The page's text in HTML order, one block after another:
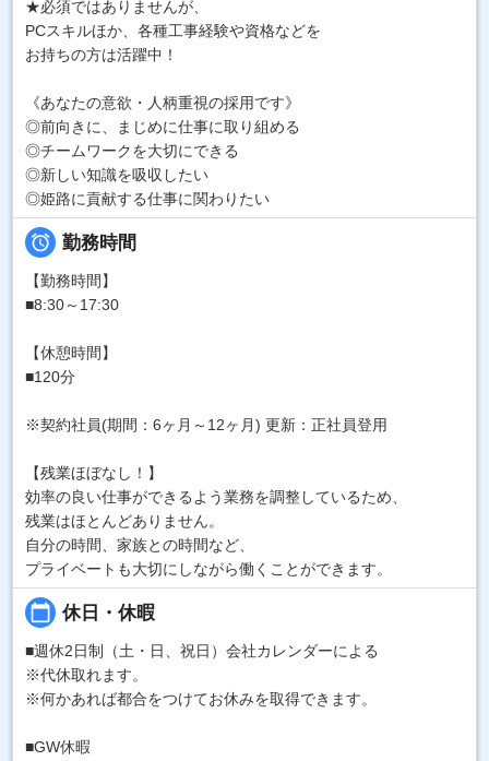
★必須ではありませんが、
PCスキルほか、各種工事経験や資格などを
お持ちの方は活躍中！
《あなたの意欲・人柄重視の採用です》
◎前向きに、まじめに仕事に取り組める
◎チームワークを大切にできる
◎新しい知識を吸収したい
◎姫路に貢献する仕事に関わりたい
 勤務時間
【勤務時間】
■8:30～17:30
【休憩時間】
■120分
※契約社員(期間：6ヶ月～12ヶ月) 更新：正社員登用
【残業ほぼなし！】
効率の良い仕事ができるよう業務を調整しているため、
残業はほとんどありません。
自分の時間、家族との時間など、
プライベートも大切にしながら働くことができます。
calendar_today 休日・休暇
■週休2日制（土・日、祝日）会社カレンダーによる
※代休取れます。
※何かあれば都合をつけてお休みを取得できます。
■GW休暇